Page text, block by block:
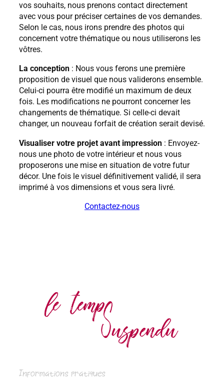
vos souhaits, nous prenons contact directement
avec vous pour préciser certaines de vos demandes.
Selon le cas, nous irons prendre des photos qui
concernent votre thématique ou nous utiliserons les
vôtres.
La conception : Nous vous ferons une première
proposition de visuel que nous validerons ensemble.
Celui-ci pourra être modifié un maximum de deux
fois. Les modifications ne pourront concerner les
changements de thématique. Si celle-ci devait
changer, un nouveau forfait de création serait devisé.
Visualiser votre projet avant impression : Envoyez-
nous une photo de votre intérieur et nous vous
proposerons une mise en situation de votre futur
décor. Une fois le visuel définitivement validé, il sera
imprimé à vos dimensions et vous sera livré.
Contactez-nous
Informations pratiques